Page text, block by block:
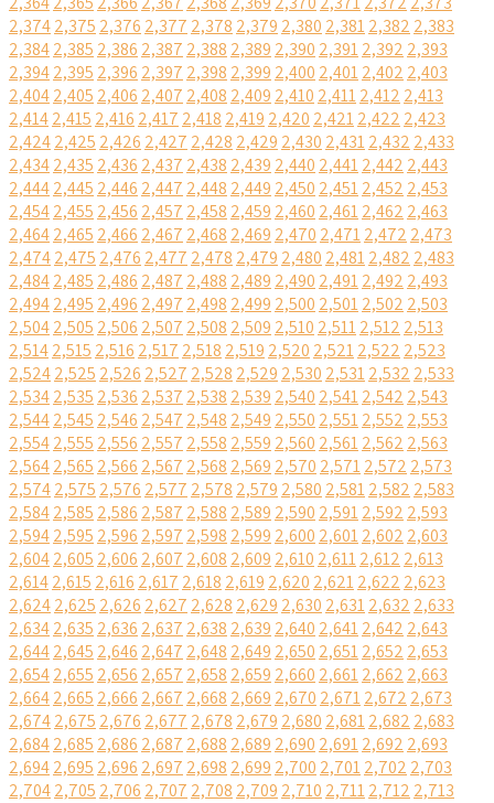
2,3742,375 2,376 2,377 2,378 2,379 2,380 2,3812,382 2,383
2,3842,385 2,386 2,387 2,388 2,389 2,390 2,3912,392 2,393
2,3942,395 2,396 2,397 2,398 2,399 2,400 2,4012,402 2,403
2,4042,405 2,406 2,407 2,408 2,409 2,410 2,4112,412 2,413
2,4142,415 2,416 2,417 2,418 2,419 2,420 2,4212,422 2,423
2,4242,425 2,426 2,427 2,428 2,429 2,430 2,4312,432 2,433
2,4342,435 2,436 2,437 2,438 2,439 2,440 2,4412,442 2,443
2,4442,445 2,446 2,447 2,448 2,449 2,450 2,4512,452 2,453
2,4542,455 2,456 2,457 2,458 2,459 2,460 2,4612,462 2,463
2,4642,465 2,466 2,467 2,468 2,469 2,470 2,4712,472 2,473
2,4742,475 2,476 2,477 2,478 2,479 2,480 2,4812,482 2,483
2,4842,485 2,486 2,487 2,488 2,489 2,490 2,4912,492 2,493
2,4942,495 2,496 2,497 2,498 2,499 2,500 2,5012,502 2,503
2,5042,505 2,506 2,507 2,508 2,509 2,510 2,5112,512 2,513
2,5142,515 2,516 2,517 2,518 2,519 2,520 2,5212,522 2,523
2,5242,525 2,526 2,527 2,528 2,529 2,530 2,5312,532 2,533
2,5342,535 2,536 2,537 2,538 2,539 2,540 2,5412,542 2,543
2,5442,545 2,546 2,547 2,548 2,549 2,550 2,5512,552 2,553
2,5542,555 2,556 2,557 2,558 2,559 2,560 2,5612,562 2,563
2,5642,565 2,566 2,567 2,568 2,569 2,570 2,5712,572 2,573
2,5742,575 2,576 2,577 2,578 2,579 2,580 2,5812,582 2,583
2,5842,585 2,586 2,587 2,588 2,589 2,590 2,5912,592 2,593
2,5942,595 2,596 2,597 2,598 2,599 2,600 2,6012,602 2,603
2,6042,605 2,606 2,607 2,608 2,609 2,610 2,6112,612 2,613
2,6142,615 2,616 2,617 2,618 2,619 2,620 2,6212,622 2,623
2,6242,625 2,626 2,627 2,628 2,629 2,630 2,6312,632 2,633
2,6342,635 2,636 2,637 2,638 2,639 2,640 2,6412,642 2,643
2,6442,645 2,646 2,647 2,648 2,649 2,650 2,6512,652 2,653
2,6542,655 2,656 2,657 2,658 2,659 2,660 2,6612,662 2,663
2,6642,665 2,666 2,667 2,668 2,669 2,670 2,6712,672 2,673
2,6742,675 2,676 2,677 2,678 2,679 2,680 2,6812,682 2,683
2,6842,685 2,686 2,687 2,688 2,689 2,690 2,6912,692 2,693
2,6942,695 2,696 2,697 2,698 2,699 2,700 2,7012,702 2,703
2,7042,705 2,706 2,707 2,708 2,709 2,710 2,7112,712 2,713